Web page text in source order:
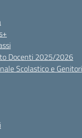
Docenti 2025/2026
Scolastico e Genitori